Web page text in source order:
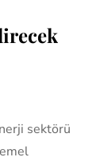
sektörü